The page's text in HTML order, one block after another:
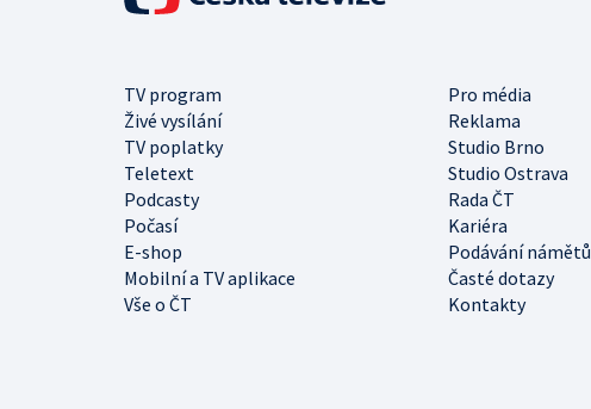
TV program
Pro média
Živé vysílání
Reklama
TV poplatky
Studio Brno
Teletext
Studio Ostrava
Podcasty
Rada ČT
Počasí
Kariéra
E-shop
Podávání námětů
Mobilní a TV aplikace
Časté dotazy
Vše o ČT
Kontakty